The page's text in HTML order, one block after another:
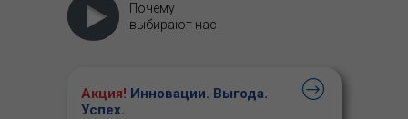
Почему
выбирают нас
Акция! Инновации. Выгода.
Успех.